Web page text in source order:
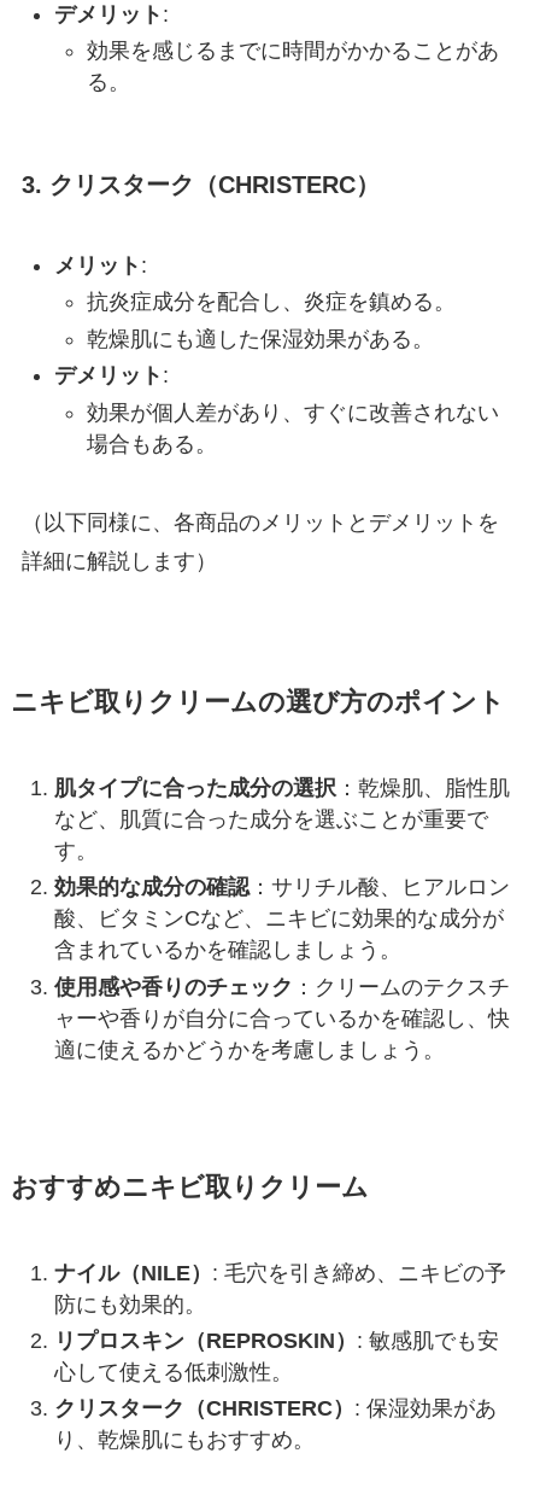
デメリット :
効果を感じるまでに時間がかかることがあ
る。
3. クリスターク（CHRISTERC）
メリット :
抗炎症成分を配合し、炎症を鎮める。
乾燥肌にも適した保湿効果がある。
デメリット :
効果が個人差があり、すぐに改善されない
場合もある。
（以下同様に、各商品のメリットとデメリットを
詳細に解説します）
ニキビ取りクリームの選び方のポイント
肌タイプに合った成分の選択 ：乾燥肌、脂性肌
など、肌質に合った成分を選ぶことが重要で
す。
効果的な成分の確認：サリチル酸、ヒアルロン
酸、ビタミンCなど、ニキビに効果的な成分が
含まれているかを確認しましょう。
使用感や香りのチェック ：クリームのテクスチ
ャーや香りが自分に合っているかを確認し、快
適に使えるかどうかを考慮しましょう。
おすすめニキビ取りクリーム
ナイル（NILE） : 毛穴を引き締め、ニキビの予
防にも効果的。
リプロスキン（REPROSKIN） : 敏感肌でも安
心して使える低刺激性。
クリスターク（CHRISTERC） : 保湿効果があ
り、乾燥肌にもおすすめ。